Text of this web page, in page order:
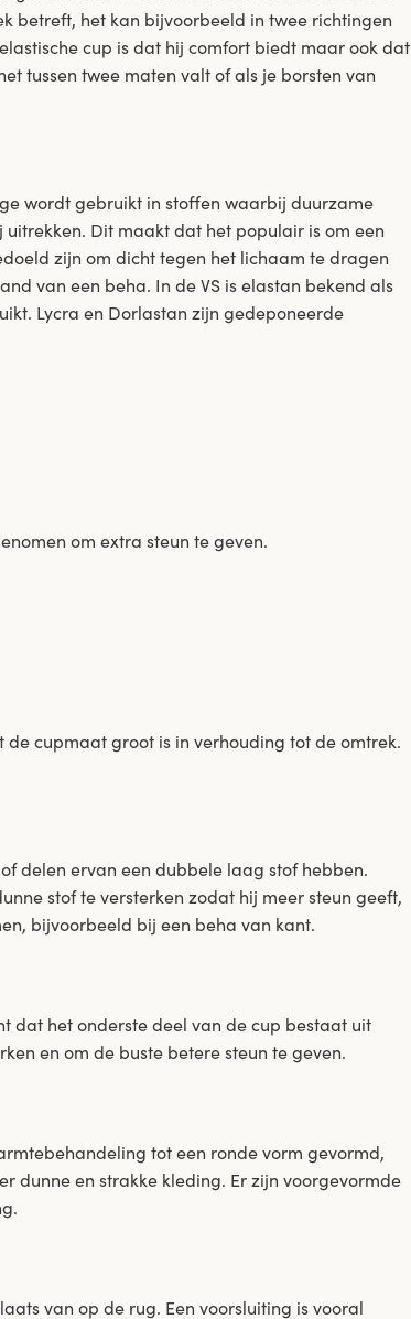
betreft, het kan bijvoorbeeld in twee richtingen
cup is dat hij comfort biedt maar ook dat
tussen twee maten valt of als je borsten van
wordt gebruikt in stoffen waarbij duurzame
Dit maakt dat het populair is om een
zijn om dicht tegen het lichaam te dragen
van een beha. In de VS is elastan bekend als
Lycra en Dorlastan zijn gedeponeerde
om extra steun te geven.
cupmaat groot is in verhouding tot de omtrek.
delen ervan een dubbele laag stof hebben.
stof te versterken zodat hij meer steun geeft,
bijvoorbeeld bij een beha van kant.
dat het onderste deel van de cup bestaat uit
en om de buste betere steun te geven.
tot een ronde vorm gevormd,
dunne en strakke kleding. Er zijn voorgevormde
van op de rug. Een voorsluiting is vooral